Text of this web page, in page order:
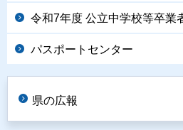
令和7年度 公立中学校等卒業
パスポートセンター
県の広報